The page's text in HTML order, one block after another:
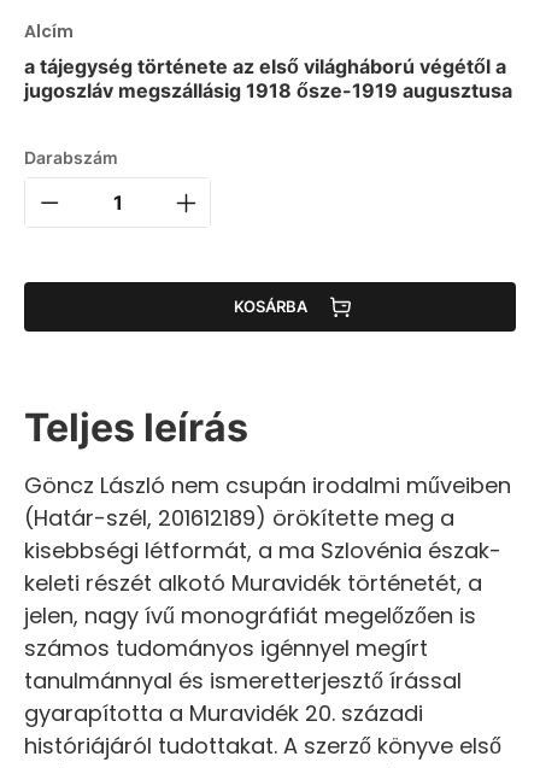
Alcím
a tájegység története az első világháború végétől a
jugoszláv megszállásig 1918 ősze-1919 augusztusa
Darabszám
KOSÁRBA
Teljes leírás
Göncz László nem csupán irodalmi műveiben
(Határ-szél, 201612189) örökítette meg a
kisebbségi létformát, a ma Szlovénia észak-
keleti részét alkotó Muravidék történetét, a
jelen, nagy ívű monográfiát megelőzően is
számos tudományos igénnyel megírt
tanulmánnyal és ismeretterjesztő írással
gyarapította a Muravidék 20. századi
históriájáról tudottakat. A szerző könyve első